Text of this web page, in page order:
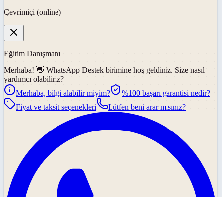
Çevrimiçi (online)
Eğitim Danışmanı
Merhaba! 👋 WhatsApp Destek birimine hoş geldiniz. Size nasıl
yardımcı olabiliriz?
Merhaba, bilgi alabilir miyim?
%100 başarı garantisi nedir?
Fiyat ve taksit seçenekleri
Lütfen beni arar mısınız?